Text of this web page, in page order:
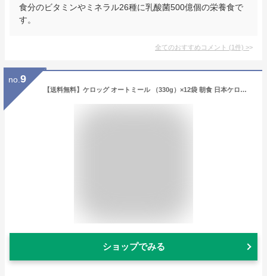
食分のビタミンやミネラル26種に乳酸菌500億個の栄養食で
す。
全てのおすすめコメント (1件) >
no. 9
【送料無料】ケロッグ オートミール （330g）×12袋 朝食 日本ケロッグ 低糖質 低カロリー ダイエット kellogg
ショップでみる